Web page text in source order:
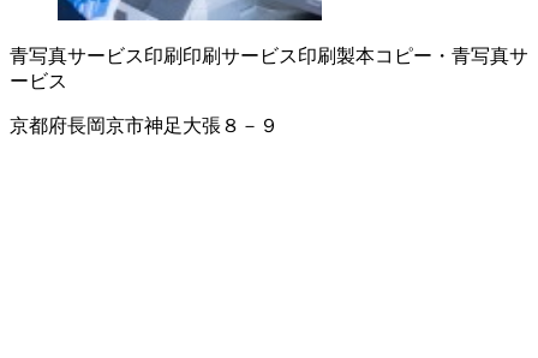
青写真サービス印刷 印刷サービス印刷製本コピー・青写真サ
ービス
京都府長岡京市神足大張８－９